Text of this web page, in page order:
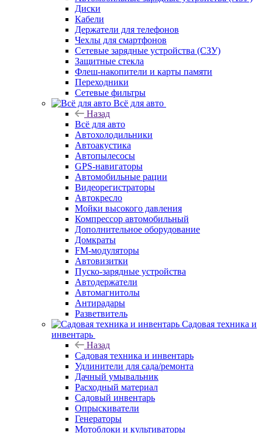
Диски
Кабели
Держатели для телефонов
Чехлы для смартфонов
Сетевые зарядные устройства (СЗУ)
Защитные стекла
Флеш-накопители и карты памяти
Переходники
Сетевые фильтры
Всё для авто
Назад
Всё для авто
Автохолодильники
Автоакустика
Автопылесосы
GPS-навигаторы
Автомобильные рации
Видеорегистраторы
Автокресло
Мойки высокого давления
Компрессор автомобильный
Дополнительное оборудование
Домкраты
FM-модуляторы
Автовизитки
Пуско-зарядные устройства
Автодержатели
Автомагнитолы
Антирадары
Разветвитель
Садовая техника и
инвентарь
Назад
Садовая техника и инвентарь
Удлинители для сада/ремонта
Дачный умывальник
Расходный материал
Садовый инвентарь
Опрыскиватели
Генераторы
Мотоблоки и культиваторы